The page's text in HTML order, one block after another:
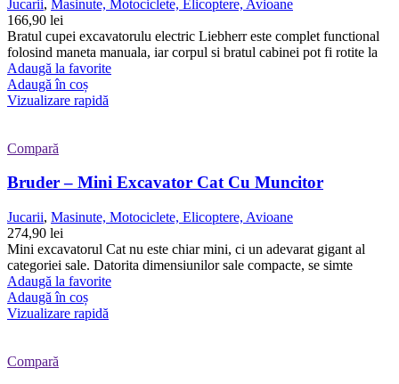
Jucarii, Masinute, Motociclete, Elicoptere, Avioane
166,90 lei
Bratul cupei excavatorulu electric Liebherr este complet functional
folosind maneta manuala, iar corpul si bratul cabinei pot fi rotite la
Adaugă la favorite
Adaugă în coș
Vizualizare rapidă
Compară
Bruder – Mini Excavator Cat Cu Muncitor
Jucarii, Masinute, Motociclete, Elicoptere, Avioane
274,90 lei
Mini excavatorul Cat nu este chiar mini, ci un adevarat gigant al
categoriei sale. Datorita dimensiunilor sale compacte, se simte
Adaugă la favorite
Adaugă în coș
Vizualizare rapidă
Compară